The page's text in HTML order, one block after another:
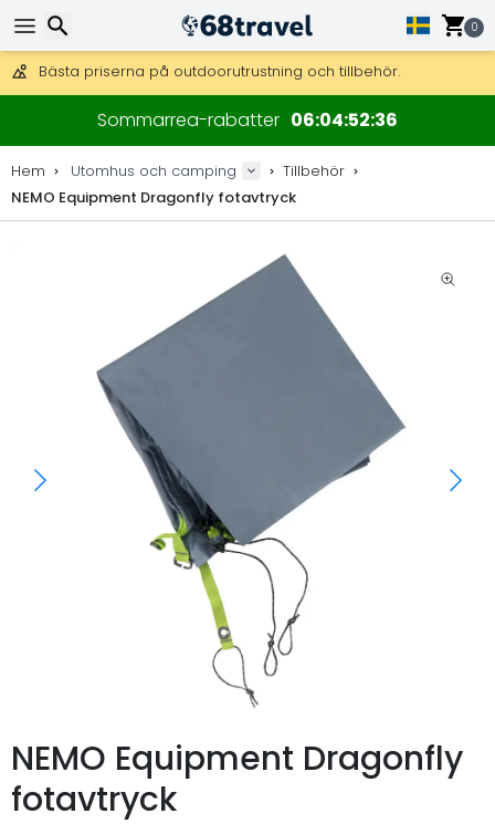
0
DHL Express över natten är också tillgängligt.
30 dagar för retur, 90 dagar för träkartor och dekorationer.
Bästa priserna på outdoorutrustning och tillbehör.
Sommarrea-rabatter 06 04 52 35
Hem Utomhus och camping
Tillbehör
NEMO Equipment Dragonfly fotavtryck
NEMO Equipment Dragonfly
fotavtryck